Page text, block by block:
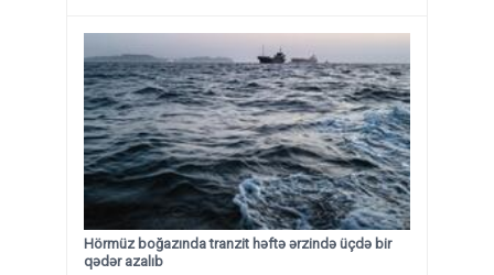
Hörmüz boğazında tranzit həftə ərzində üçdə bir
qədər azalıb